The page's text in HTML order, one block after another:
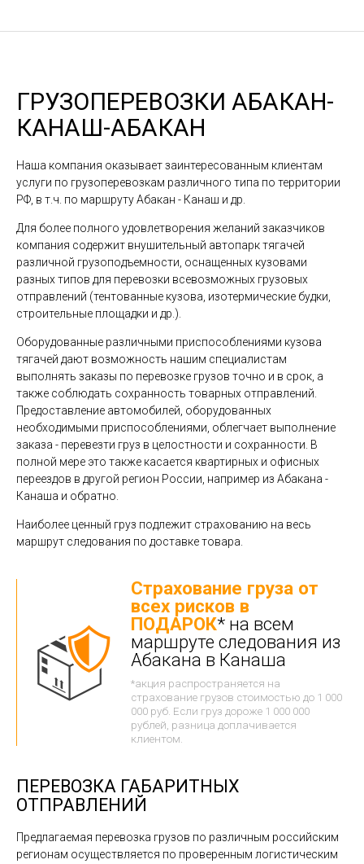
ГРУЗОПЕРЕВОЗКИ АБАКАН-
КАНАШ-АБАКАН
Наша компания оказывает заинтересованным клиентам
услуги по грузоперевозкам различного типа по территории
РФ, в т.ч. по маршруту Абакан - Канаш и др.
Для более полного удовлетворения желаний заказчиков
компания содержит внушительный автопарк тягачей
различной грузоподъемности, оснащенных кузовами
разных типов для перевозки всевозможных грузовых
отправлений (тентованные кузова, изотермические будки,
строительные площадки и др.).
Оборудованные различными приспособлениями кузова
тягачей дают возможность нашим специалистам
выполнять заказы по перевозке грузов точно и в срок, а
также соблюдать сохранность товарных отправлений.
Предоставление автомобилей, оборудованных
необходимыми приспособлениями, облегчает выполнение
заказа - перевезти груз в целостности и сохранности. В
полной мере это также касается квартирных и офисных
переездов в другой регион России, например из Абакана -
Канаша и обратно.
Наиболее ценный груз подлежит страхованию на весь
маршрут следования по доставке товара.
Страхование груза от
всех рисков в
ПОДАРОК* на всем
маршруте следования из
Абакана в Канаша
*акция распространяется на
страхование грузов стоимостью до 1 000
000 руб. Если груз дороже 1 000 000
рублей, разница доплачивается
клиентом.
ПЕРЕВОЗКА ГАБАРИТНЫХ
ОТПРАВЛЕНИЙ
Предлагаемая перевозка грузов по различным российским
регионам осуществляется по проверенным логистическим